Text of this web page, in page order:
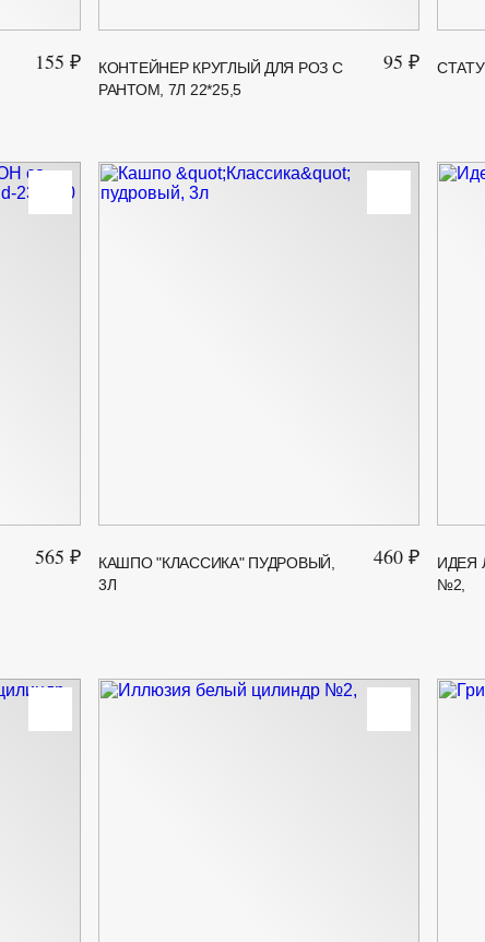
155 ₽
КОНТЕЙНЕР КРУГЛЫЙ ДЛЯ РОЗ С
РАНТОМ, 7Л 22*25,5
95 ₽
565 ₽
КАШПО "КЛАССИКА" ПУДРОВЫЙ,
3Л
460 ₽
ИДЕЯ
№2,